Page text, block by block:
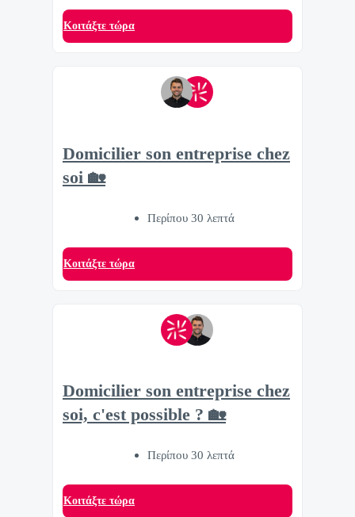
Κοιτάξτε τώρα
Domicilier son entreprise chez
soi 🏡
Περίπου 30 λεπτά
Κοιτάξτε τώρα
Domicilier son entreprise chez
soi, c'est possible ? 🏡
Περίπου 30 λεπτά
Κοιτάξτε τώρα